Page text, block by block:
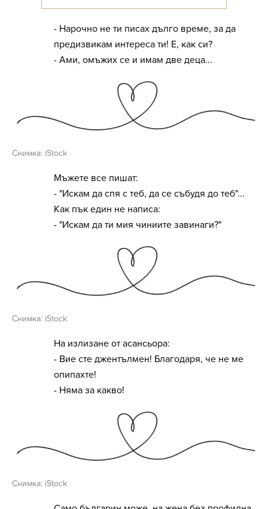
- Нарочно не ти писах дълго време, за да
предизвикам интереса ти! Е, как си?
- Ами, омъжих се и имам две деца...
Снимка: iStock
Мъжете все пишат:
- "Искам да спя с теб, да се събудя до теб"...
Как пък един не написа:
- "Искам да ти мия чиниите завинаги?"
Снимка: iStock
На излизане от асансьора:
- Вие сте джентълмен! Благодаря, че не ме
опипахте!
- Няма за какво!
Снимка: iStock